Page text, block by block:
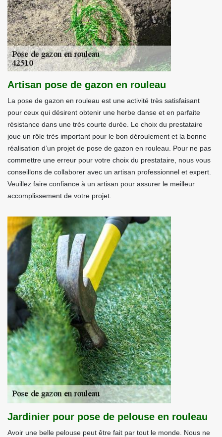
Artisan pose de gazon en rouleau
La pose de gazon en rouleau est une activité très satisfaisant
pour ceux qui désirent obtenir une herbe danse et en parfaite
résistance dans une très courte durée. Le choix du prestataire
joue un rôle très important pour le bon déroulement et la bonne
réalisation d’un projet de pose de gazon en rouleau. Pour ne pas
commettre une erreur pour votre choix du prestataire, nous vous
conseillons de collaborer avec un artisan professionnel et expert.
Veuillez faire confiance à un artisan pour assurer le meilleur
accomplissement de votre projet.
Jardinier pour pose de pelouse en rouleau
Avoir une belle pelouse peut être fait par tout le monde. Nous ne